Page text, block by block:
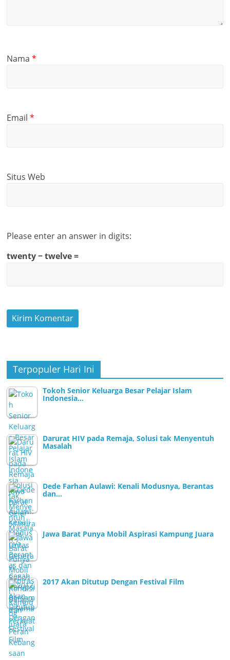
Nama*
Email*
Situs Web
Please enter an answer in digits:
twenty − twelve =
Terpopuler Hari Ini
Tokoh Senior Keluarga Besar Pelajar Islam
Indonesia…
Darurat HIV pada Remaja, Solusi tak Menyentuh
Masalah
Dede Farhan Aulawi: Kenali Modusnya, Berantas
dan…
Jawa Barat Punya Mobil Aspirasi Kampung Juara
2017 Akan Ditutup Dengan Festival Film